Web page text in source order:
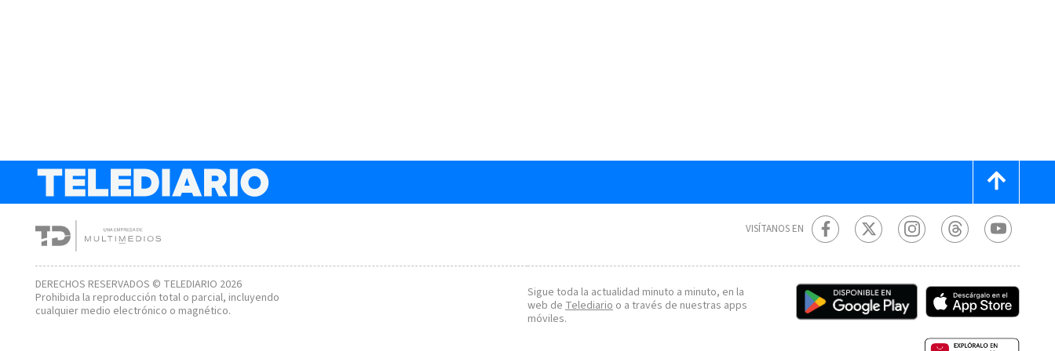
DERECHOS RESERVADOS © TELEDIARIO 2026
Prohibida la reproducción total o parcial, incluyendo
cualquier medio electrónico o magnético.
VISÍTANOS EN
Sigue toda la actualidad minuto a minuto, en la
web de Telediario o a través de nuestras apps
móviles.